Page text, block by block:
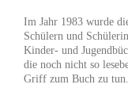
Angebote
Kontakt
Im Jahr 1983 wurde
Schülern und
Kinder- und
die noch nicht so leseb
Griff zum Buch zu tun.